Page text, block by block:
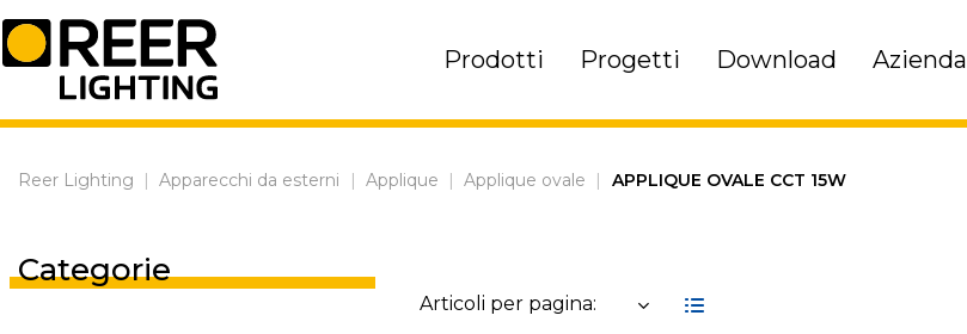
Skip
to
content
Prodotti Progetti Download Azienda
Reer Lighting Apparecchi da esterni Applique Applique ovale APPLIQUE OVALE CCT 15W
Categorie
Articoli per pagina: